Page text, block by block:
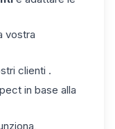
vostra
clienti .
in base alla